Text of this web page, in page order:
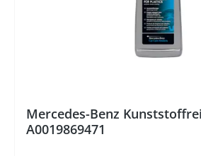
Mercedes-Benz
A0019869471